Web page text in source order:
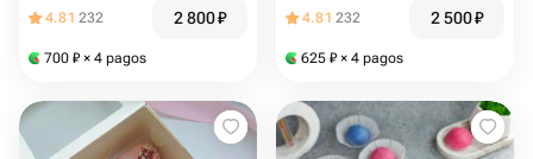
4.81 232 2 800₽
700 ₽ × 4 pagos
4.81 232 2 500₽
625 ₽ × 4 pagos